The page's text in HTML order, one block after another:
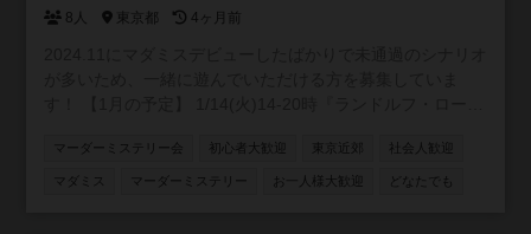
8人 東京都 4ヶ月前
ゲーム会タブ参照) 【今後の予定】 東京近郊で貸切公演を
開催する予定です！ご希望の作品がございましたらお気軽
マーダーミステリー会 初心者大歓迎 東京近郊 社会人歓迎
マダミス マーダーミステリー お一人様大歓迎 どなたでも